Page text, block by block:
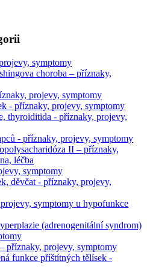
symptomy
choroba – příznaky,
projevy, symptomy
- příznaky, projevy, symptomy
thyroiditida - příznaky, projevy,
- příznaky, projevy, symptomy
II – příznaky,
léčba
symptomy
děvčat - příznaky, projevy,
symptomy u hypofunkce
(adrenogenitální syndrom)
příznaky, projevy, symptomy
funkce příštítných tělísek -